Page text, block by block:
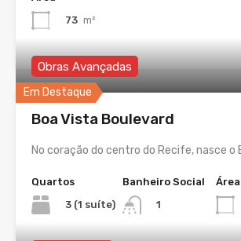
73 m²
Em Destaque
Obras Avançadas
Boa Vista Boulevard
No coração do centro do Recife, nasce o
Quartos
3 (1 suíte)
Banheiro Social
1
Área